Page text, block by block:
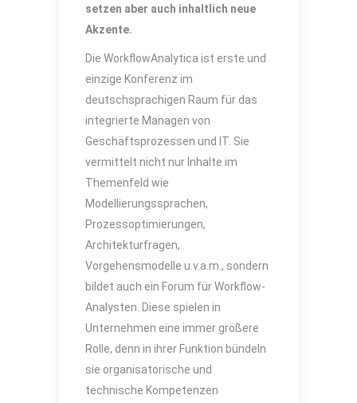
setzen aber auch inhaltlich neue
Akzente.
Die WorkflowAnalytica ist erste und
einzige Konferenz im
deutschsprachigen Raum für das
integrierte Managen von
Geschäftsprozessen und IT. Sie
vermittelt nicht nur Inhalte im
Themenfeld wie
Modellierungssprachen,
Prozessoptimierungen,
Architekturfragen,
Vorgehensmodelle u.v.a.m., sondern
bildet auch ein Forum für Workflow-
Analysten. Diese spielen in
Unternehmen eine immer größere
Rolle, denn in ihrer Funktion bündeln
sie organisatorische und
technische Kompetenzen